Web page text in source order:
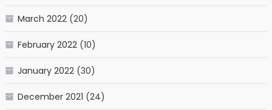
March 2022(20)
February 2022(10)
January 2022(30)
December 2021 (24)